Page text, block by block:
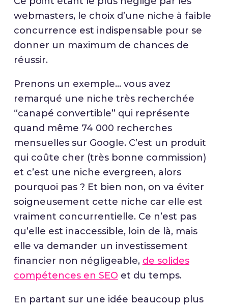
webmasters, le choix d’une niche à faible
concurrence est indispensable pour se
donner un maximum de chances de
réussir.
Prenons un exemple… vous avez
remarqué une niche très recherchée
“canapé convertible” qui représente
quand même 74 000 recherches
mensuelles sur Google. C’est un produit
qui coûte cher (très bonne commission)
et c’est une niche evergreen, alors
pourquoi pas ? Et bien non, on va éviter
soigneusement cette niche car elle est
vraiment concurrentielle. Ce n’est pas
qu’elle est inaccessible, loin de là, mais
elle va demander un investissement
financier non négligeable, de solides
compétences en SEO et du temps.
En partant sur une idée beaucoup plus